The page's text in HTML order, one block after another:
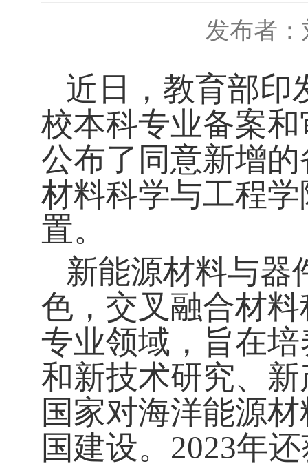
发布者：
近日，教育部印
校本科专业备案
公布了同意新增
材料科学与工程
置。
新能源材料与器
色，交叉融合材
专业领域，旨在
和新技术研究、
国家对海洋能源
国建设。2023年